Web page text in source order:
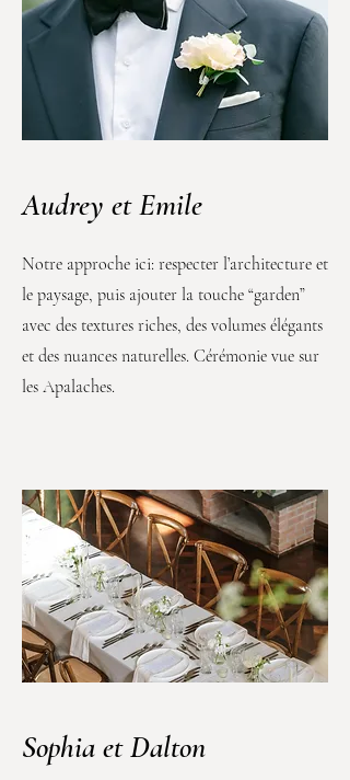
Audrey et Emile
Notre approche ici: respecter l’architecture et
le paysage, puis ajouter la touche “garden”
avec des textures riches, des volumes élégants
et des nuances naturelles. Cérémonie vue sur
les Apalaches.
Sophia et Dalton